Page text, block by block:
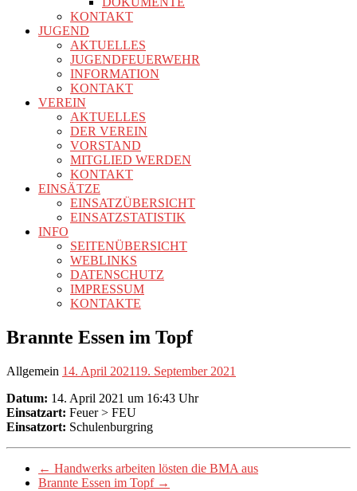
KONTAKT
JUGEND
AKTUELLES
JUGENDFEUERWEHR
INFORMATION
KONTAKT
VEREIN
AKTUELLES
DER VEREIN
VORSTAND
MITGLIED WERDEN
KONTAKT
EINSÄTZE
EINSATZÜBERSICHT
EINSATZSTATISTIK
INFO
SEITENÜBERSICHT
WEBLINKS
DATENSCHUTZ
IMPRESSUM
KONTAKTE
Brannte Essen im Topf
Allgemein 14. April 202119. September 2021
Datum: 14. April 2021 um 16:43 Uhr
Einsatzart: Feuer > FEU
Einsatzort: Schulenburgring
← Handwerks arbeiten lösten die BMA aus
Brannte Essen im Topf →